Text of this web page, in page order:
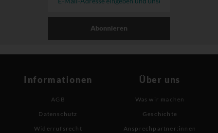
Abonnieren
Informationen
AGB
Datenschutz
Widerrufsrecht
Über uns
Was wir machen
Geschichte
Ansprechpartner:innen